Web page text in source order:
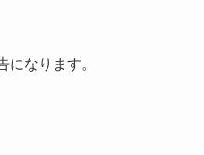
になります。